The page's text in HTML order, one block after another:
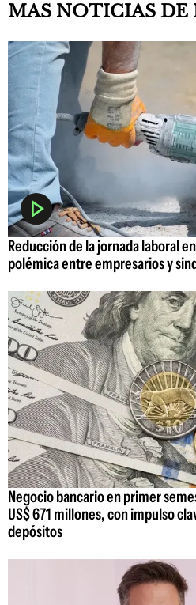
MAS NOTICIAS
Reducción de la jornada laboral
polémica entre empresarios y
Negocio bancario en primer
US$ 671 millones, con impulso
depósitos